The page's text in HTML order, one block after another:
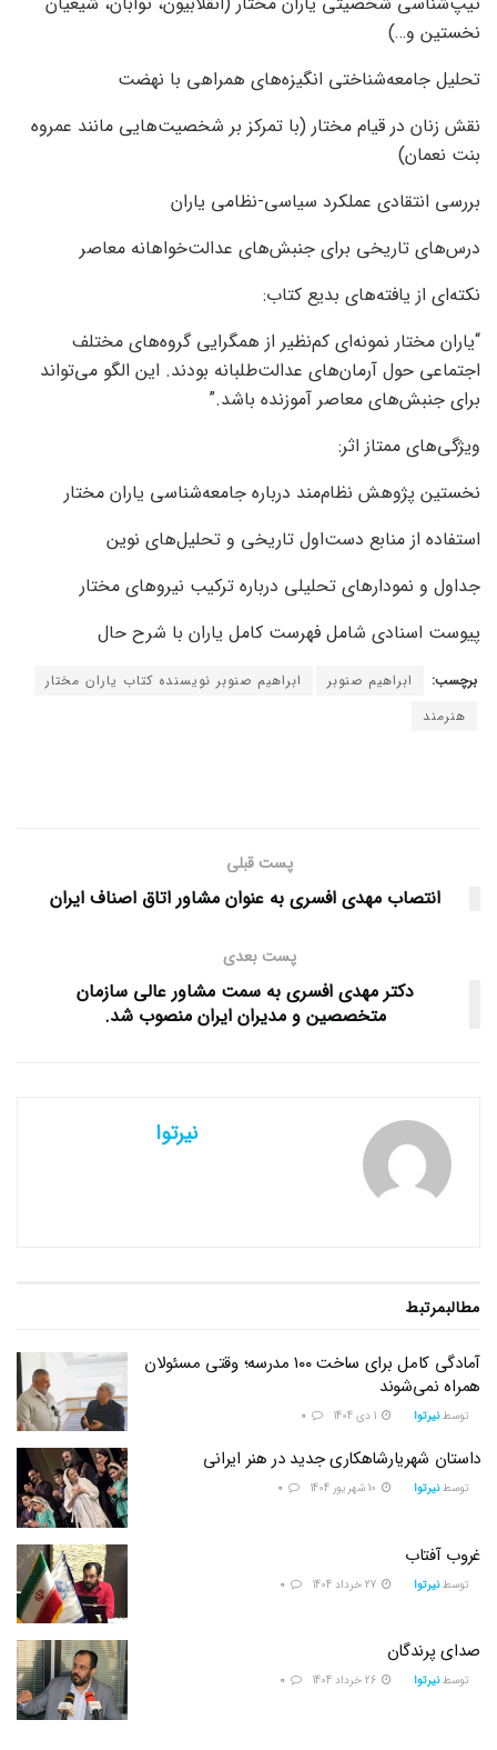
نخستین و…)
تحلیل جامعه‌شناختی انگیزه‌های همراهی با نهضت
نقش زنان در قیام مختار (با تمرکز بر شخصیت‌هایی مانند عمروه
بنت نعمان)
بررسی انتقادی عملکرد سیاسی-نظامی یاران
درس‌های تاریخی برای جنبش‌های عدالت‌خواهانه معاصر
نکته‌ای از یافته‌های بدیع کتاب:
“یاران مختار نمونه‌ای کم‌نظیر از همگرایی گروه‌های مختلف
اجتماعی حول آرمان‌های عدالت‌طلبانه بودند. این الگو می‌تواند
برای جنبش‌های معاصر آموزنده باشد.”
ویژگی‌های ممتاز اثر:
نخستین پژوهش نظام‌مند درباره جامعه‌شناسی یاران مختار
استفاده از منابع دست‌اول تاریخی و تحلیل‌های نوین
جداول و نمودارهای تحلیلی درباره ترکیب نیروهای مختار
پیوست اسنادی شامل فهرست کامل یاران با شرح حال
برچسب: ابراهیم صنوبر
ابراهیم صنوبر نویسنده کتاب یاران مختار
هنرمند
پست قبلی
انتصاب مهدی افسری به عنوان مشاور اتاق اصناف ایران
پست بعدی
دکتر مهدی افسری به سمت مشاور عالی سازمان
متخصصین و مدیران ایران منصوب شد.
نیرتوا
مطالبمرتبط
آمادگی کامل برای ساخت ۱۰۰ مدرسه؛ وقتی مسئولان
همراه نمی‌شوند
توسط نیرتوا
داستان شهریارشاهکاری جدید در هنر ایرانی
توسط نیرتوا
غروب آفتاب
توسط نیرتوا
صدای پرندگان
توسط نیرتوا